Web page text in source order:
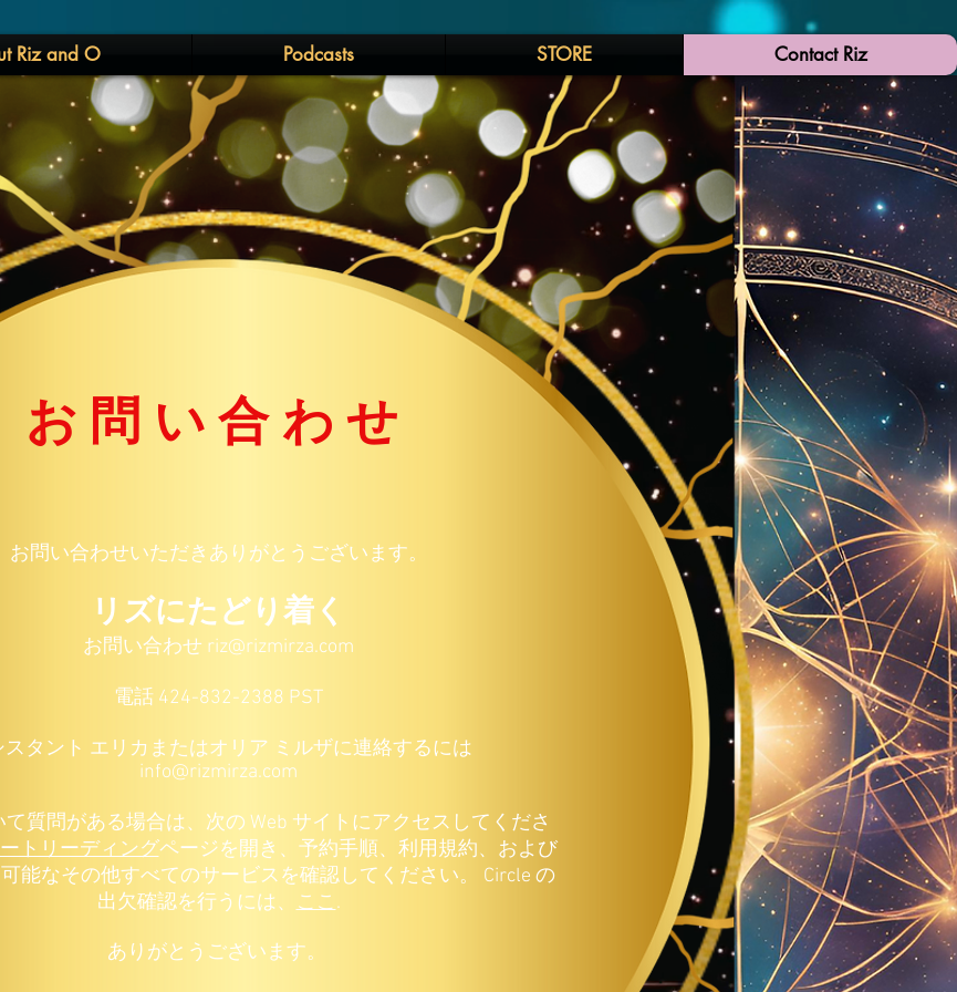
Riz and O Podcasts STORE Contact Riz
お問い合わせ
お問い合わせいただきありがとうございます。
リズにたどり着く
お問い合わせ riz@rizmirza.com
電話 424-832-2388 PST
スタント エリカまたはオリア ミルザに連絡するには
info@rizmirza.com
質問がある場合は、次の Web サイトにアクセスしてくださ
トリーディングページを開き、予約手順、利用規約、および
能なその他すべてのサービスを確認してください。 Circle の
出欠確認を行うには、
ここ.
ありがとうございます。